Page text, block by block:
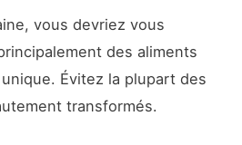
vous devriez vous
des aliments
Évitez la plupart des
transformés.